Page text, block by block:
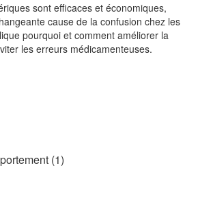
sont efficaces et économiques,
cause de la confusion chez les
pourquoi et comment améliorer la
les erreurs médicamenteuses.
(1)